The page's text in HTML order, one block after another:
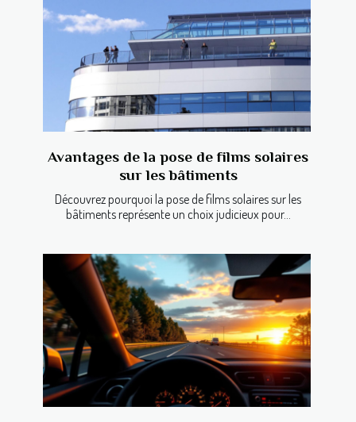
Avantages de la pose de films solaires
sur les bâtiments
Découvrez pourquoi la pose de films solaires sur les
bâtiments représente un choix judicieux pour...